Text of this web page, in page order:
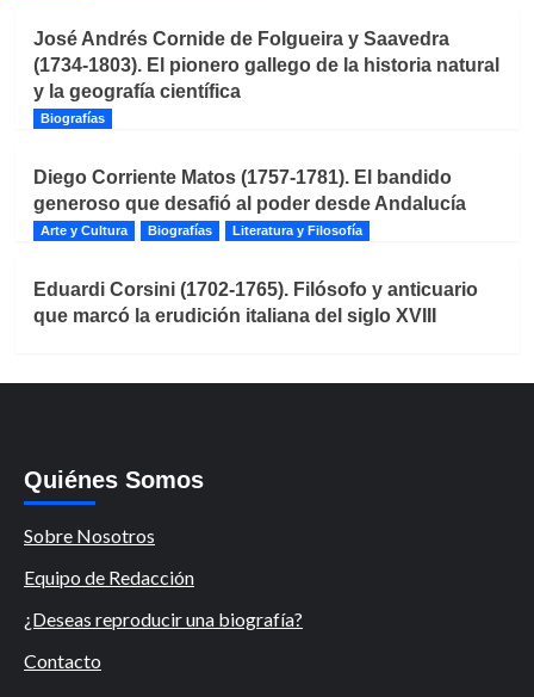
José Andrés Cornide de Folgueira y Saavedra
(1734-1803). El pionero gallego de la historia natural
y la geografía científica
Biografías
Diego Corriente Matos (1757-1781). El bandido
generoso que desafió al poder desde Andalucía
Arte y Cultura Biografías Literatura y Filosofía
Eduardi Corsini (1702-1765). Filósofo y anticuario
que marcó la erudición italiana del siglo XVIII
Quiénes Somos
Sobre Nosotros
Equipo de Redacción
¿Deseas reproducir una biografía?
Contacto